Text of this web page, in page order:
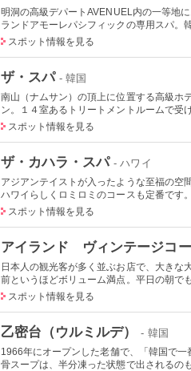
明洞の高級デパートAVENUEL内の一等地
ランドアモーレパシフィックの専用スパ。
スポット情報を見る
ザ・スパ - 韓国
南山（ナムサン）の頂上に位置する高級
ン。１４室あるトリートメントルームで受
スポット情報を見る
ザ・カハラ・スパ - ハワイ
アジアンテイストが入ったような至福の空
ハワイらしくロミロミのコースも定番です
スポット情報を見る
アイランド ヴィンテージコ
日本人の観光客が多く並ぶお店で、大きな
前というほどボリューム満点。平日の朝で
スポット情報を見る
乙密台（ウルミルデ） - 韓国
1966年にオープンした老舗で、「韓国で
骨スープは、半分凍った状態で出されるの